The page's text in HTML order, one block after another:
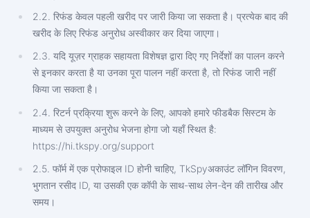
2.2. रिफंड केवल पहली खरीद पर जारी किया जा सकता है। प्रत्येक बाद की
खरीद के लिए रिफंड अनुरोध अस्वीकार कर दिया जाएगा।
2.3. यदि यूज़र ग्राहक सहायता विशेषज्ञ द्वारा दिए गए निर्देशों का पालन करने
से इनकार करता है या उनका पूरा पालन नहीं करता है, तो रिफंड जारी नहीं
किया जा सकता है।
2.4. रिटर्न प्रक्रिया शुरू करने के लिए, आपको हमारे फीडबैक सिस्टम के
माध्यम से उपयुक्त अनुरोध भेजना होगा जो यहाँ स्थित है:
https://hi.tkspy.org/support
2.5. फॉर्म में एक प्रोफाइल ID होनी चाहिए, TkSpyअकाउंट लॉगिन विवरण,
भुगतान रसीद ID, या उसकी एक कॉपी के साथ-साथ लेन-देन की तारीख और
समय।